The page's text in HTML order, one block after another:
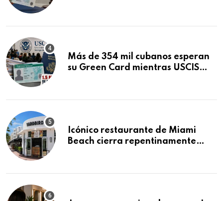
Más de 354 mil cubanos esperan
su Green Card mientras USCIS
Icónico restaurante de Miami
Beach cierra repentinamente